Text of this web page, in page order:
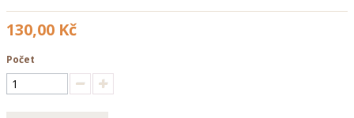
130,00 Kč
Počet